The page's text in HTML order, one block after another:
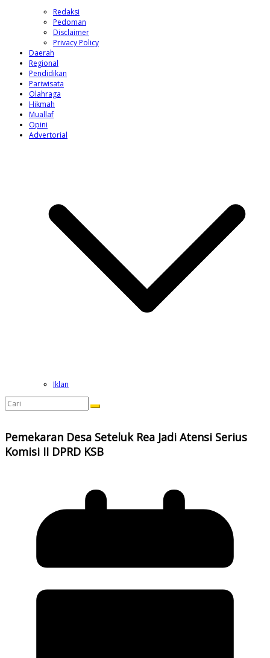
Redaksi
Pedoman
Disclaimer
Privacy Policy
Daerah
Regional
Pendidikan
Pariwisata
Olahraga
Hikmah
Muallaf
Opini
Advertorial
Iklan
Pemekaran Desa Seteluk Rea Jadi Atensi Serius
Komisi II DPRD KSB